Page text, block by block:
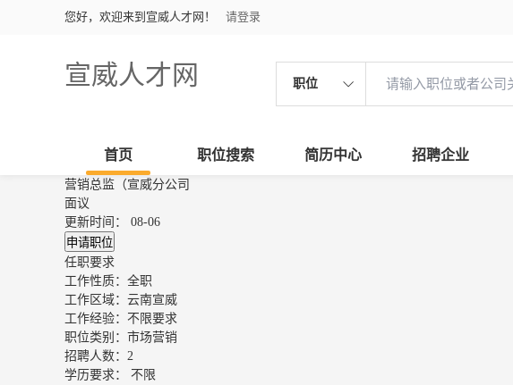
您好，欢迎来到宣威人才网！ 请登录
宣威人才网 职位
首页 职位搜索 简历中心 招聘企业
营销总监（宣威分公司
面议
更新时间： 08-06
申请职位
任职要求
工作性质： 全职
工作区域： 云南宣威
工作经验： 不限要求
职位类别： 市场营销
招聘人数： 2
学历要求：
不限